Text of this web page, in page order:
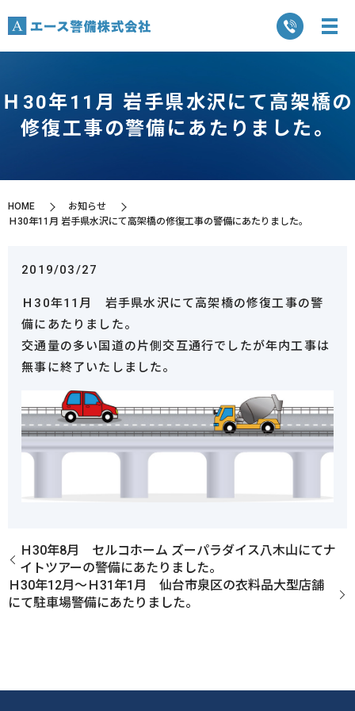
Ｈ30年11月 岩手県水沢にて高架橋の
修復工事の警備にあたりました。
HOME
お知らせ
Ｈ30年11月 岩手県水沢にて高架橋の修復工事の警備にあたりました。
2019/03/27
Ｈ30年11月 岩手県水沢にて高架橋の修復工事の警
備にあたりました。
交通量の多い国道の片側交互通行でしたが年内工事は
無事に終了いたしました。
Ｈ30年8月 セルコホーム ズーパラダイス八木山にてナ
イトツアーの警備にあたりました。
Ｈ30年12月～Ｈ31年1月 仙台市泉区の衣料品大型店舗
にて駐車場警備にあたりました。